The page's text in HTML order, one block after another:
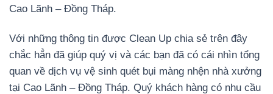
Cao Lãnh – Đồng Tháp.
Với những thông tin được Clean Up chia sẻ trên đây
chắc hẳn đã giúp quý vị và các bạn đã có cái nhìn tổng
quan về dịch vụ vệ sinh quét bụi màng nhện nhà xưởng
tại Cao Lãnh – Đồng Tháp. Quý khách hàng có nhu cầu